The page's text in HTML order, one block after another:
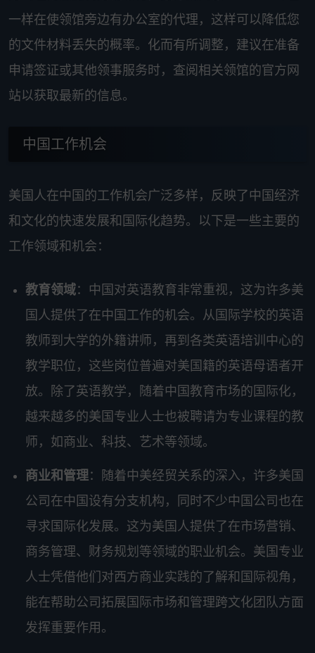
一样在使领馆旁边有办公室的代理，这样可以降低您
的文件材料丢失的概率。化而有所调整，建议在准备
申请签证或其他领事服务时，查阅相关领馆的官方网
站以获取最新的信息。
中国工作机会
美国人在中国的工作机会广泛多样，反映了中国经济
和文化的快速发展和国际化趋势。以下是一些主要的
工作领域和机会：
教育领域：中国对英语教育非常重视，这为许多美
国人提供了在中国工作的机会。从国际学校的英语
教师到大学的外籍讲师，再到各类英语培训中心的
教学职位，这些岗位普遍对美国籍的英语母语者开
放。除了英语教学，随着中国教育市场的国际化，
越来越多的美国专业人士也被聘请为专业课程的教
师，如商业、科技、艺术等领域。
商业和管理：随着中美经贸关系的深入，许多美国
公司在中国设有分支机构，同时不少中国公司也在
寻求国际化发展。这为美国人提供了在市场营销、
商务管理、财务规划等领域的职业机会。美国专业
人士凭借他们对西方商业实践的了解和国际视角，
能在帮助公司拓展国际市场和管理跨文化团队方面
发挥重要作用。